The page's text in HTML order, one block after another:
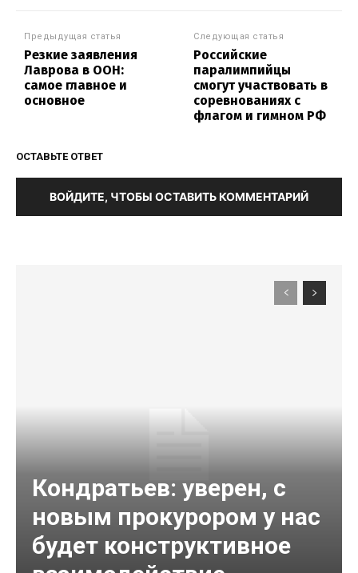
Предыдущая статья
Резкие заявления
Лаврова в ООН:
самое главное и
основное
Следующая статья
Российские
паралимпийцы
смогут участвовать в
соревнованиях с
флагом и гимном РФ
ОСТАВЬТЕ ОТВЕТ
ВОЙДИТЕ, ЧТОБЫ ОСТАВИТЬ КОММЕНТАРИЙ
Кондратьев: уверен, с
новым прокурором у нас
будет конструктивное